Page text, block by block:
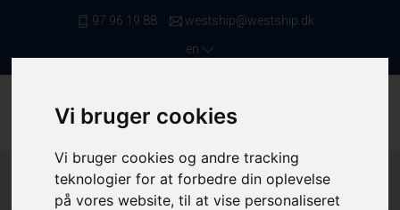
Vi bruger cookies
Vi bruger cookies og andre tracking
teknologier for at forbedre din oplevelse
på vores website, til at vise personaliseret
97 96 19 88
westship@westship.dk
en
Front Page / Saleslist
/ Trawlers From 17,00 To 23,99 Meters
/ 4044